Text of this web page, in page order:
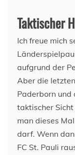
Taktischer
Ich freue mich
aufgrund der
Aber die
Paderborn und
taktischer Sicht
man dieses
darf. Wenn
FC St. Pauli